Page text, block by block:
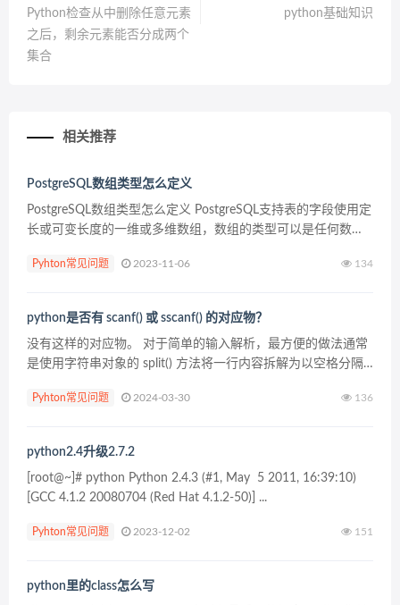
Python检查从中删除任意元素
之后，剩余元素能否分成两个
集合
python基础知识
相关推荐
PostgreSQL数组类型怎么定义
PostgreSQL数组类型怎么定义 PostgreSQL支持表的字段使用定
长或可变长度的一维或多维数组，数组的类型可以是任何数据
型。但目前还不支持 domain 类型...
Pyhton常见问题 2023-11-06 134
python是否有 scanf() 或 sscanf() 的对应物？
没有这样的对应物。 对于简单的输入解析，最方便的做法通常
是使用字符串对象的 split() 方法将一行内容拆解为以空格分隔
为数值。 split(...
Pyhton常见问题 2024-03-30 136
python2.4升级2.7.2
[root@~]# python Python 2.4.3 (#1, May 5 2011, 16:39:10)
[GCC 4.1.2 20080704 (Red Hat 4.1.2-50)] ...
Pyhton常见问题 2023-12-02 151
python里的class怎么写